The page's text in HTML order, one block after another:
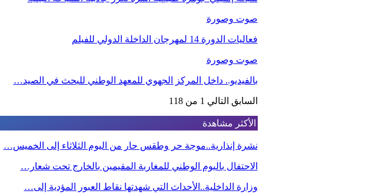
صوت وصورة
فعاليات الدورة 14 لمهرجان الداخلة الدولي للفيلم
صوت وصورة
بالفيديو.. داخل المركز الجهوي للمعهد الوطني للبحث في الصيد…
السابق التالي 1 من 118
الأكثر مشاهدة
نشرة إنذارية..موجة حر وطقس حار من اليوم الثلاثاء إلى الخميس…
الاحتفال باليوم الوطني للمغاربة المقيمين بالخارج تحت شعار…
وزارة الداخلية..الأحداث التي شهدتها نقاط العبور المؤدية إلى…